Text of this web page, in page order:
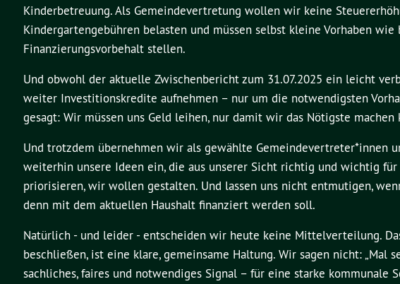
Kinderbetreuung. Als Gemeindevertretung wollen wir keine
Kindergartengebühren belasten und müssen selbst kleine Vorhaben
Finanzierungsvorbehalt stellen.
Und obwohl der aktuelle Zwischenbericht zum 31.07.2025 ein leicht
weiter Investitionskredite aufnehmen – nur um die notwendigsten
gesagt: Wir müssen uns Geld leihen, nur damit wir das Nötigste
Und trotzdem übernehmen wir als gewählte Gemeindevertreter*innen
weiterhin unsere Ideen ein, die aus unserer Sicht richtig und wichtig
priorisieren, wir wollen gestalten. Und lassen uns nicht entmutigen,
denn mit dem aktuellen Haushalt finanziert werden soll.
Natürlich - und leider - entscheiden wir heute keine Mittelverteilung.
beschließen, ist eine klare, gemeinsame Haltung. Wir sagen nicht: „Mal
sachliches, faires und notwendiges Signal – für eine starke kommunale